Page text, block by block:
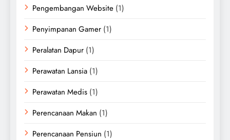
Pengembangan Website (1)
Penyimpanan Gamer (1)
Peralatan Dapur (1)
Perawatan Lansia (1)
Perawatan Medis (1)
Perencanaan Makan (1)
Perencanaan Pensiun (1)